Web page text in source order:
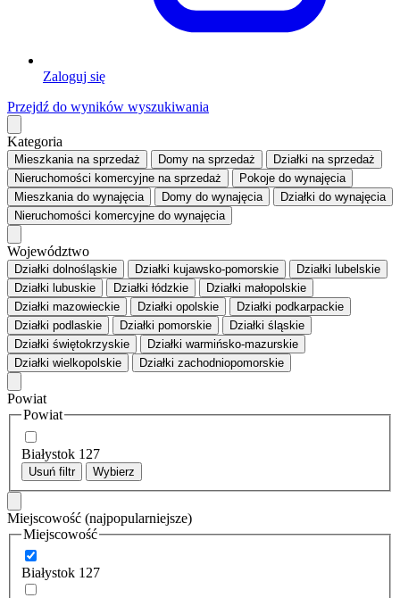
Zaloguj się
Przejdź do wyników wyszukiwania
Kategoria
Mieszkaniana sprzedaż Domy na sprzedaż Działki na sprzedaż
Nieruchomości komercyjne na sprzedaż Pokoje do wynajęcia
Mieszkaniado wynajęcia Domy do wynajęcia Działki do wynajęcia
Nieruchomości komercyjne do wynajęcia
Województwo
Działki dolnośląskie Działki kujawsko-pomorskie
Działki lubelskie
Działki lubuskie
Działki łódzkie
Działki małopolskie
Działki mazowieckie
Działki opolskie
Działki podkarpackie
Działki podlaskie
Działki pomorskie
Działki śląskie
Działki świętokrzyskie
Działki warmińsko-mazurskie
Działki wielkopolskie
Działki zachodniopomorskie
Powiat
Powiat
Białystok 127
Usuń filtr Wybierz
Miejscowość (najpopularniejsze)
Miejscowość
Białystok 127